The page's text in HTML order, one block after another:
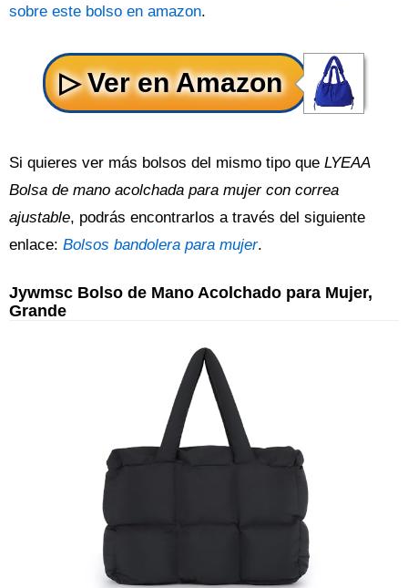
sobre este bolso en amazon.
Si quieres ver más bolsos del mismo tipo que LYEAA
Bolsa de mano acolchada para mujer con correa
ajustable, podrás encontrarlos a través del siguiente
enlace: Bolsos bandolera para mujer.
Jywmsc Bolso de Mano Acolchado para Mujer,
Grande